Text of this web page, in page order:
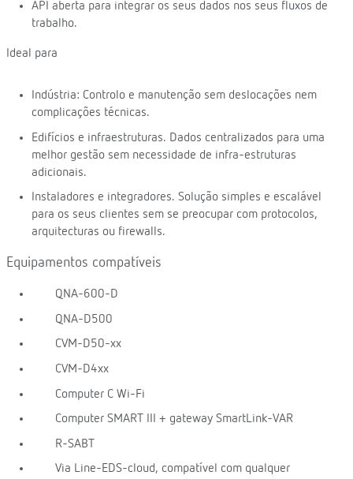
API aberta para integrar os seus dados nos seus fluxos de
trabalho.
Ideal para
Indústria: Controlo e manutenção sem deslocações nem
complicações técnicas.
Edifícios e infraestruturas. Dados centralizados para uma
melhor gestão sem necessidade de infra-estruturas
adicionais.
Instaladores e integradores. Solução simples e escalável
para os seus clientes sem se preocupar com protocolos,
arquitecturas ou firewalls.
Equipamentos compatíveis
QNA-600-D
QNA-D500
CVM-D50-xx
CVM-D4xx
Computer C Wi-Fi
Computer SMART III + gateway SmartLink-VAR
R-SABT
Via Line-EDS-cloud, compatível com qualquer